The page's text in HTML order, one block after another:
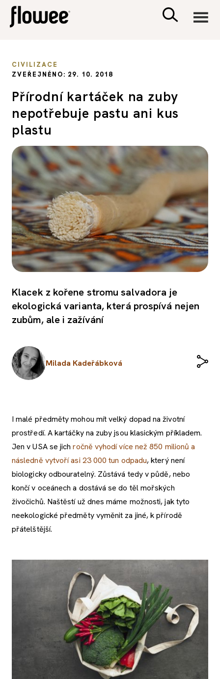
PSYCHOLOGIE
SEX A VZTAHY
PORADNA
CIVILIZACE
ZVEŘEJNĚNO: 29. 10. 2018
Přírodní kartáček na zuby
nepotřebuje pastu ani kus
plastu
Klacek z kořene stromu salvadora je
ekologická varianta, která prospívá nejen
zubům, ale i zažívání
Milada Kadeřábková
I malé předměty mohou mít velký dopad na životní
prostředí. A kartáčky na zuby jsou klasickým příkladem.
Jen v USA se jichročně vyhodí více než 850 milionů a
následně vytvoří asi 23 000 tun odpadu, který není
biologicky odbouratelný. Zůstává tedy v půdě, nebo
končí v oceánech a dostává se do těl mořských
živočichů. Naštěstí už dnes máme možnosti, jak tyto
neekologické předměty vyměnit za jiné, k přírodě
přátelštější.